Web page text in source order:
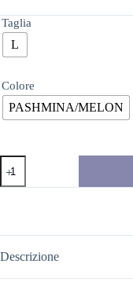
Taglia
L
Colore
PASHMINA/MELON
ZAINO
TEMPEST
VELOCITY
Descrizione